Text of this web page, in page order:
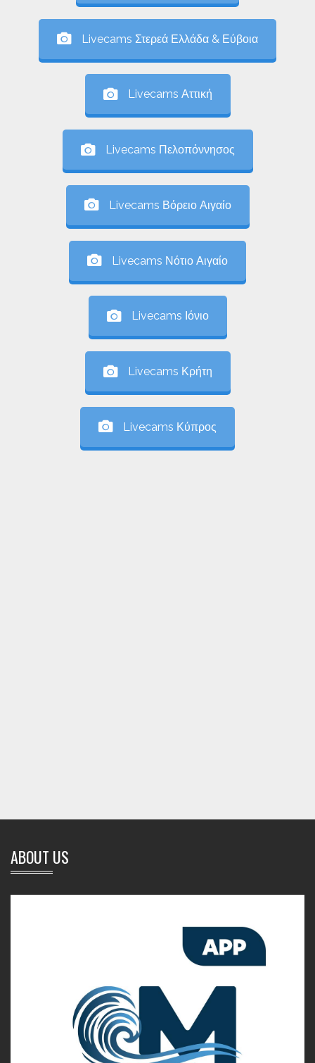
Livecams Στερεά Ελλάδα & Εύβοια
Livecams Αττική
Livecams Πελοπόννησος
Livecams Βόρειο Αιγαίο
Livecams Νότιο Αιγαίο
Livecams Ιόνιο
Livecams Κρήτη
Livecams Κύπρος
ABOUT US